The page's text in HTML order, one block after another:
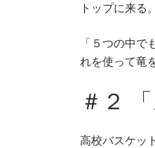
トップに来る。
「５つの中
れを使って竜
＃２
高校バスケッ